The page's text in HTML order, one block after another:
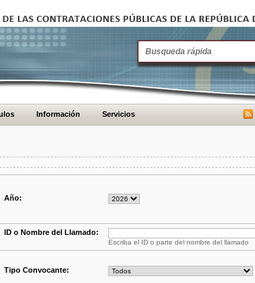
Información Servicios
Año:
ID o Nombre del Llamado:
Escriba el ID o parte del nombre del llamado
Tipo Convocante: